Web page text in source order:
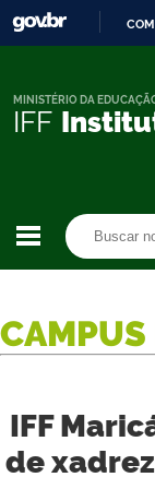
IFF
MINISTÉRIO DA
CAMPUS
IFF
de